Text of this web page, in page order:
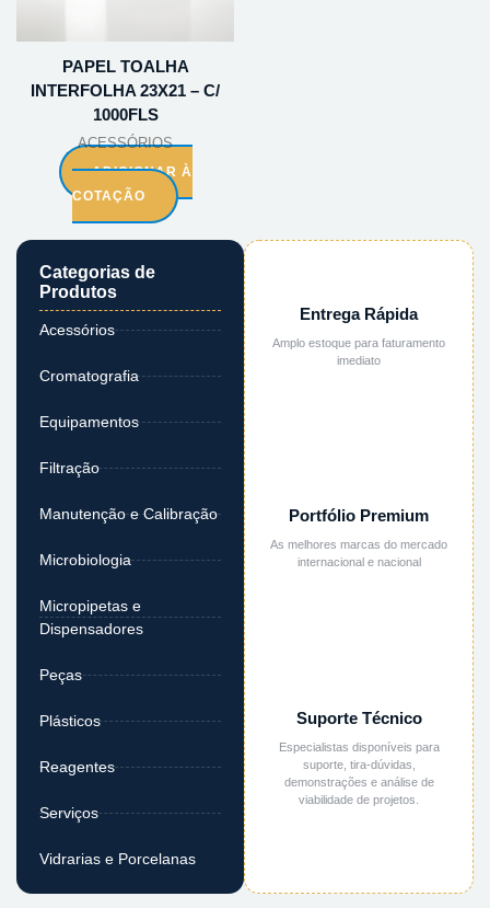
Categorias de
Produtos
Acessórios
Cromatografia
Equipamentos
Filtração
Manutenção e Calibração
Microbiologia
Micropipetas e
Dispensadores
Peças
Plásticos
Reagentes
Serviços
Vidrarias e Porcelanas
Entrega Rápida
Amplo estoque para faturamento
imediato
Portfólio Premium
As melhores marcas do mercado
internacional e nacional
Suporte Técnico
Especialistas disponíveis para
suporte, tira-dúvidas,
demonstrações e análise de
viabilidade de projetos.
PAPEL TOALHA
INTERFOLHA 23X21 – C/
1000FLS
ACESSÓRIOS
ADICIONAR À
COTAÇÃO